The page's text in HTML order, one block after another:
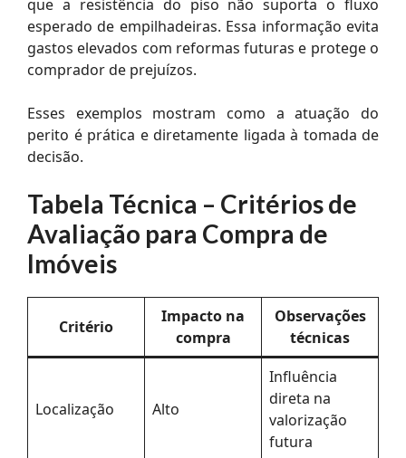
que a resistência do piso não suporta o fluxo
esperado de empilhadeiras. Essa informação evita
gastos elevados com reformas futuras e protege o
comprador de prejuízos.
Esses exemplos mostram como a atuação do
perito é prática e diretamente ligada à tomada de
decisão.
Tabela Técnica – Critérios de
Avaliação para Compra de
Imóveis
Critério
Impacto na
compra
Observações
técnicas
Localização Alto
Influência
direta na
valorização
futura